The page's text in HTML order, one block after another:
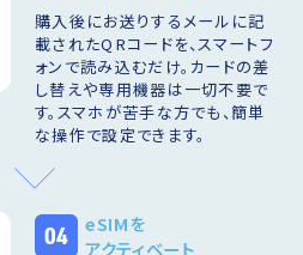
購入後にお送りするメールに記
載されたQRコードを、スマートフ
ォンで読み込むだけ。カードの差
し替えや専用機器は一切不要で
す。スマホが苦手な方でも、簡単
な操作で設定できます。
04
eSIMを
アクティベート